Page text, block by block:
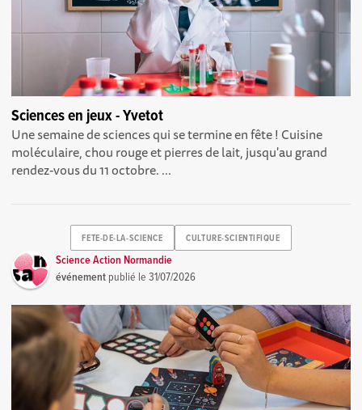
Sciences en jeux - Yvetot
Une semaine de sciences qui se termine en fête ! Cuisine
moléculaire, chou rouge et pierres de lait, jusqu'au grand
rendez-vous du 11 octobre. ...
FETE-DE-LA-SCIENCE CULTURE-SCIENTIFIQUE
Science Action Normandie
événement publié le31/07/2026